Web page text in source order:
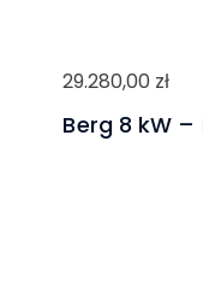
Berg 8 kW –
29.280,00 zł